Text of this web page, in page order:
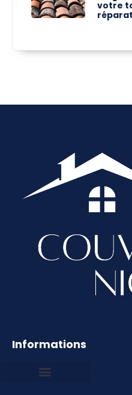
votre
Informations